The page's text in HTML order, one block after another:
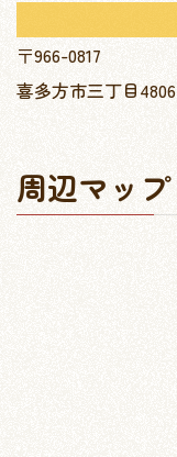
〒966-0817
喜多方市三丁目4806
周辺マップ